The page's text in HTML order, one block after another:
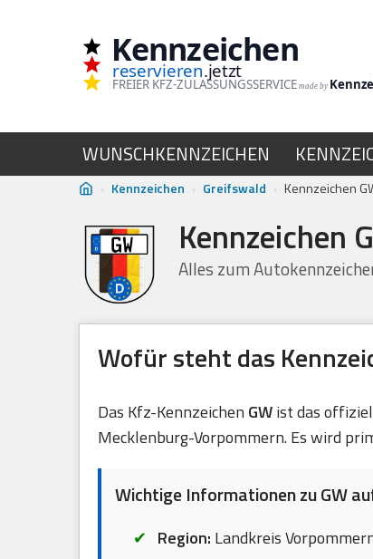
Kennzeichen
reservieren.jetzt
FREIER KFZ-ZULASSUNGSSERVICE made by
WUNSCHKENNZEICHEN
› Kennzeichen › Greifswald › Kennzeichen
Kennzeichen
Alles zum
Wofür steht das
Das Kfz-Kennzeichen GWist das
Mecklenburg-Vorpommern. Es wird
Wichtige Informationen zu GW
Region: Landkreis